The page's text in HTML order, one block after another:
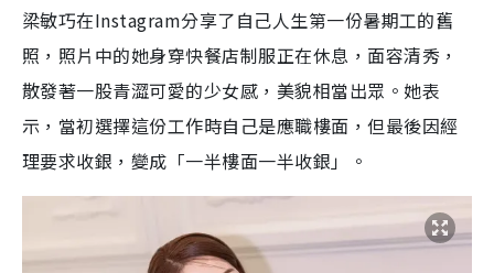
梁敏巧在Instagram分享了自己人生第一份暑期工的舊
照，照片中的她身穿快餐店制服正在休息，面容清秀，
散發著一股青澀可愛的少女感，美貌相當出眾。她表
示，當初選擇這份工作時自己是應職樓面，但最後因經
理要求收銀，變成「一半樓面一半收銀」。